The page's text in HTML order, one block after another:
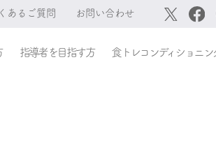
あるご質問 お問い合わせ
指導者を目指す方 食トレコンディショニン